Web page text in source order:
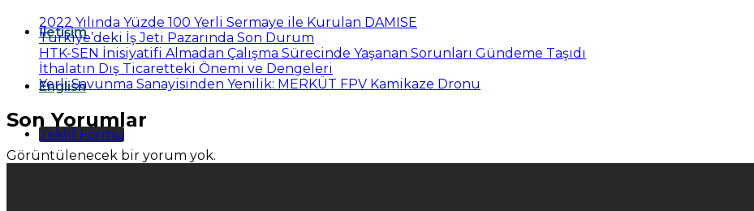
İletişim
English
Teklif Formu
2022 Yılında Yüzde 100 Yerli Sermaye ile Kurulan DAMISE
Türkiye’deki İş Jeti Pazarında Son Durum
HTK-SEN İnisiyatifi Almadan Çalışma Sürecinde Yaşanan Sorunları Gündeme Taşıdı
İthalatın Dış Ticaretteki Önemi ve Dengeleri
Yerli Savunma Sanayisinden Yenilik: MERKÜT FPV Kamikaze Dronu
Son Yorumlar
Görüntülenecek bir yorum yok.